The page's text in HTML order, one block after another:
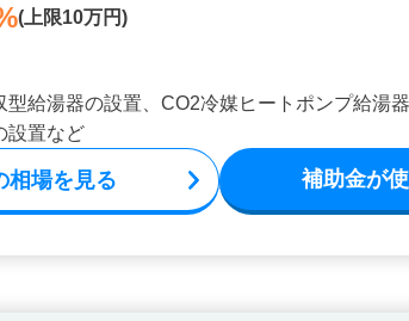
(上限10万円)
給湯器の設置、CO2冷媒ヒートポンプ給湯
設置など
相場を見る 補助金が